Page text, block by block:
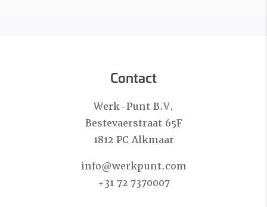
Contact
Werk-Punt B.V.
Bestevaerstraat 65F
1812 PC Alkmaar
info@werkpunt.com
+31 72 7370007